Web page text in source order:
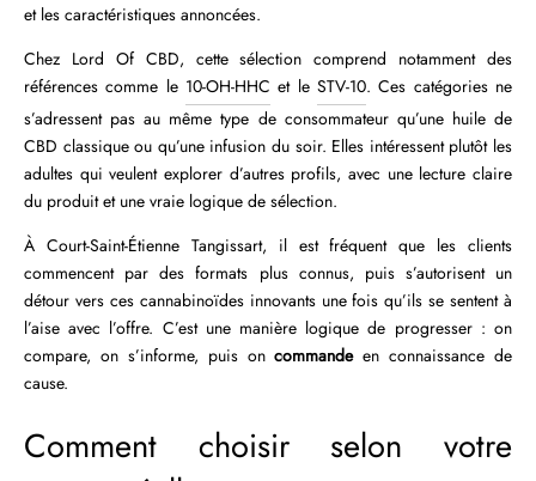
et les caractéristiques annoncées.
Chez Lord Of CBD, cette sélection comprend notamment des
références comme le 10-OH-HHC et le STV-10. Ces catégories ne
s’adressent pas au même type de consommateur qu’une huile de
CBD classique ou qu’une infusion du soir. Elles intéressent plutôt les
adultes qui veulent explorer d’autres profils, avec une lecture claire
du produit et une vraie logique de sélection.
À Court-Saint-Étienne Tangissart, il est fréquent que les clients
commencent par des formats plus connus, puis s’autorisent un
détour vers ces cannabinoïdes innovants une fois qu’ils se sentent à
l’aise avec l’offre. C’est une manière logique de progresser : on
compare, on s’informe, puis oncommandeen connaissance de
cause.
Comment choisir selon votre